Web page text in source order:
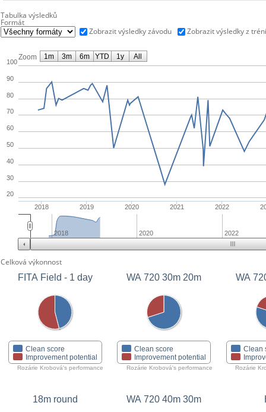
Tabulka výsledků
Formát
Zobrazit výsledky závodu
Zobrazit výsledky z
Zoom
2018 2019 2020 2021 2022
20
30
40
50
60
70
80
90
100
2018 2020 2022
1m 3m 6m YTD 1y All
Celková výkonnost
FITA Field - 1 day
Clean score
Improvement potential
Rozárie Krobová's performance
WA 720 30m 20m
Clean score
Improvement potential
Rozárie Krobová's performance
Clean
Rozárie
18m round WA 720 40m 30m